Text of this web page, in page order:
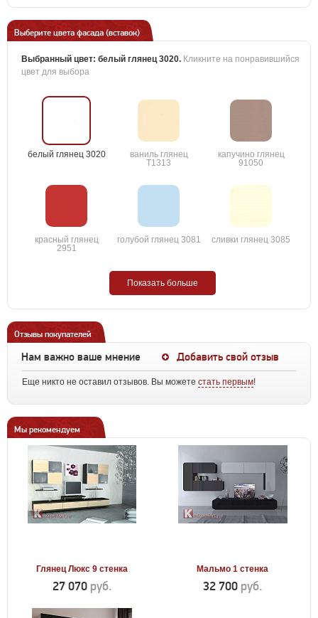
Выберите цвета фасада (вставок)
Выбранный цвет: белый глянец 3020. Кликните на понравившийся
цвет для выбора
белый глянец 3020
ваниль глянец
T1313
капучино глянец
91050
красный глянец
2951
голубой глянец 3081 сливки глянец 3085
Показать больше
Отзывы покупателей
Нам важно ваше мнение Добавить свой отзыв
Еще никто не оставил отзывов. Вы можете стать первым!
Мы рекомендуем
Глянец Люкс 9 стенка
27 070 руб.
Мальмо 1 стенка
32 700 руб.